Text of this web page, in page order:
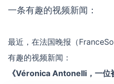
一条有趣的视频新闻：
最近，在法国晚报（
有趣的视频新闻：
《Véronica Antonelli，一位